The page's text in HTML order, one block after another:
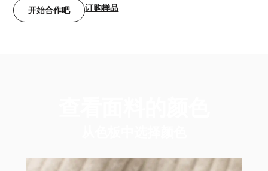
开始合作吧 订购样品